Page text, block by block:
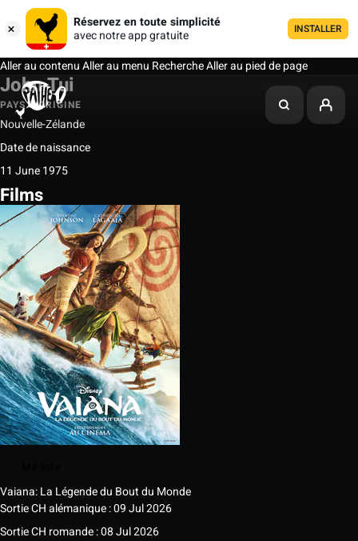
Réservez en toute simplicité
avec notre app gratuite
INSTALLER
Aller au contenuAller au menu RechercheAller au pied de page
John Tui
PAYS D'ORIGINE
Nouvelle-Zélande
Date de naissance
11 June 1975
Films
Vaiana: La Légende du Bout du Monde
Sortie CH alémanique : 09 Jul 2026
Sortie CH romande : 08 Jul 2026